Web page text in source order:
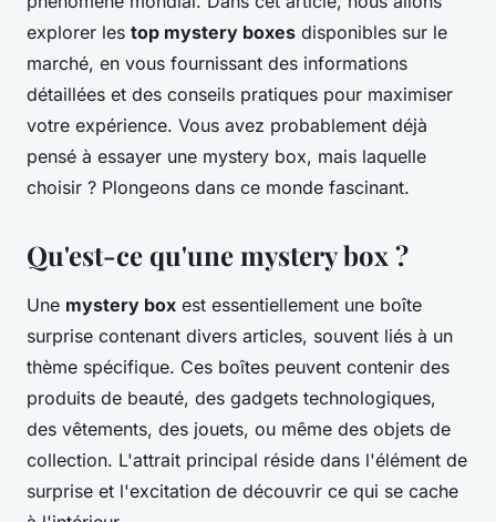
explorer les top mystery boxes disponibles sur le
marché, en vous fournissant des informations
détaillées et des conseils pratiques pour maximiser
votre expérience. Vous avez probablement déjà
pensé à essayer une mystery box, mais laquelle
choisir ? Plongeons dans ce monde fascinant.
Qu'est-ce qu'une mystery box ?
Une mystery box est essentiellement une boîte
surprise contenant divers articles, souvent liés à un
thème spécifique. Ces boîtes peuvent contenir des
produits de beauté, des gadgets technologiques,
des vêtements, des jouets, ou même des objets de
collection. L'attrait principal réside dans l'élément de
surprise et l'excitation de découvrir ce qui se cache